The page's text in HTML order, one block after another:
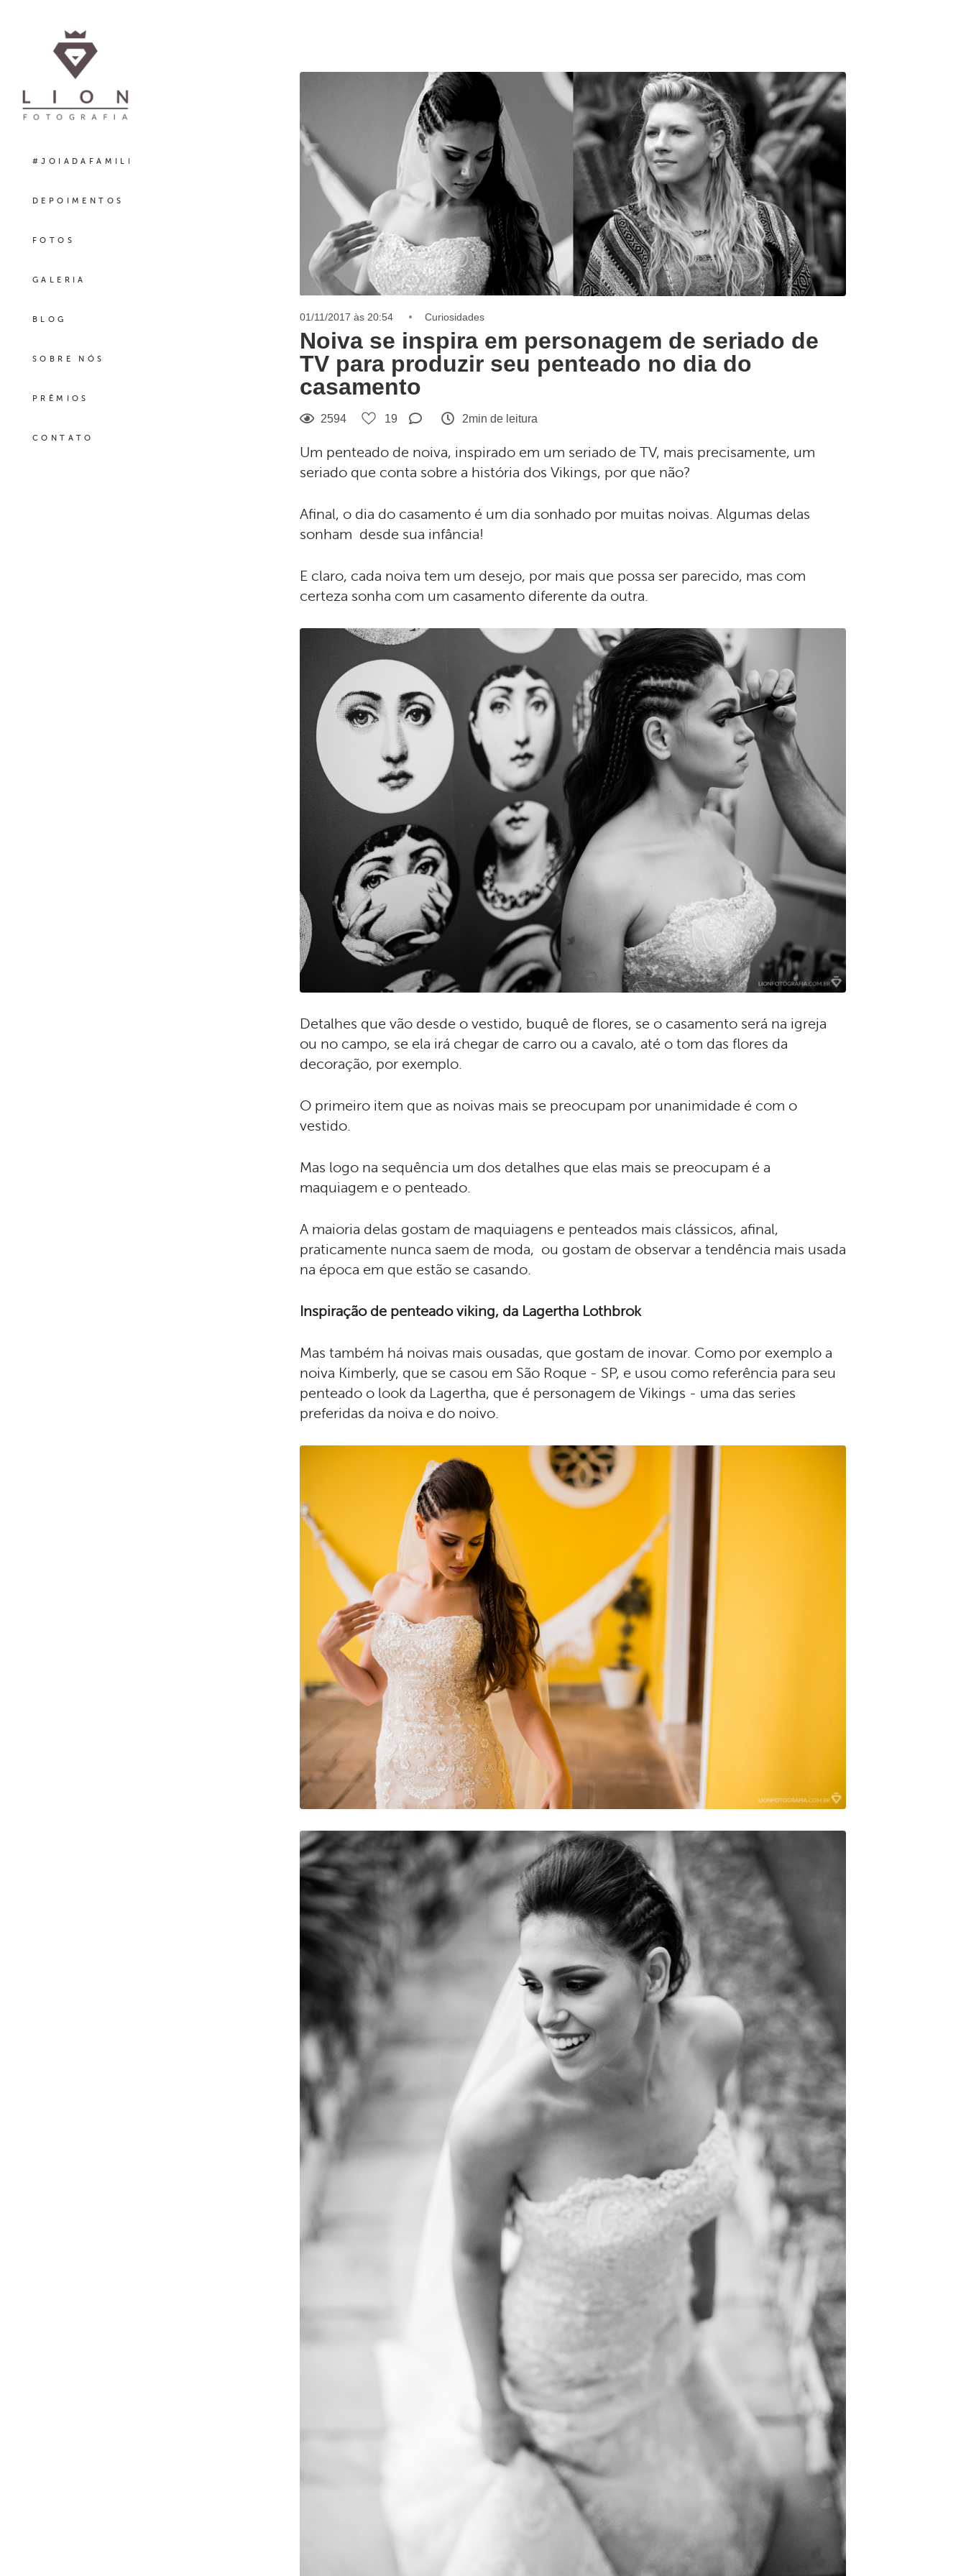
#JOIADAFAMILIA
DEPOIMENTOS
FOTOS
GALERIA
BLOG
SOBRE NÓS
PRÊMIOS
CONTATO
01/11/2017 às 20:54 Curiosidades
Noiva se inspira em personagem de seriado de
TV para produzir seu penteado no dia do
casamento
2594 19 2min de leitura
Um penteado de noiva, inspirado em um seriado de TV, mais precisamente, um
seriado que conta sobre a história dos Vikings, por que não?
Afinal, o dia do casamento é um dia sonhado por muitas noivas. Algumas delas
sonham desde sua infância!
E claro, cada noiva tem um desejo, por mais que possa ser parecido, mas com
certeza sonha com um casamento diferente da outra.
Detalhes que vão desde o vestido, buquê de flores, se o casamento será na igreja
ou no campo, se ela irá chegar de carro ou a cavalo, até o tom das flores da
decoração, por exemplo.
O primeiro item que as noivas mais se preocupam por unanimidade é com o
vestido.
Mas logo na sequência um dos detalhes que elas mais se preocupam é a
maquiagem e o penteado.
A maioria delas gostam de maquiagens e penteados mais clássicos, afinal,
praticamente nunca saem de moda, ou gostam de observar a tendência mais usada
na época em que estão se casando.
Inspiração de penteado viking, da Lagertha Lothbrok
Mas também há noivas mais ousadas, que gostam de inovar. Como por exemplo a
noiva Kimberly, que se casou em São Roque - SP, e usou como referência para seu
penteado o look da Lagertha, que é personagem de Vikings - uma das series
preferidas da noiva e do noivo.